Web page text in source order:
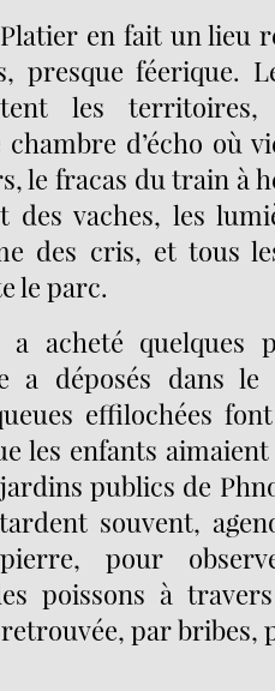
en fait un lieu
presque féerique.
les
d’écho où
le fracas du train à
des vaches, les
des cris, et tous
le parc.
acheté quelques
a déposés dans
effilochées
les enfants
publics de
souvent,
pour
poissons à
par bribes,